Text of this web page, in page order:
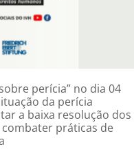
perícia” no dia 04
da perícia
a baixa resolução dos
práticas de